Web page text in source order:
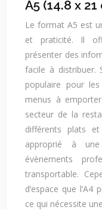
A5 (14.8 x 21
Le format A5 est
et praticité. Il
présenter des
facile à distribuer.
populaire pour
menus à
secteur de la
différents plats
approprié à
évènements
transportable.
d’espace que
ce qui nécessite